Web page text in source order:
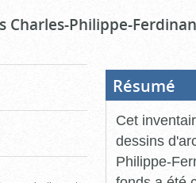
Charles-Philippe-
Résumé
Cet
dessins
Philippe-